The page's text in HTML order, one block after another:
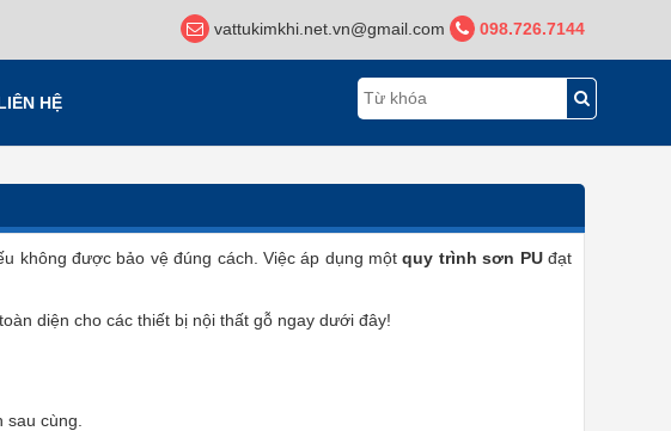
vattukimkhi.net.vn@gmail.com 098.726.7144
HỆ
không được bảo vệ đúng cách. Việc áp dụng mộtquy trình sơn PUđạt
diện cho các thiết bị nội thất gỗ ngay dưới đây!
cùng.